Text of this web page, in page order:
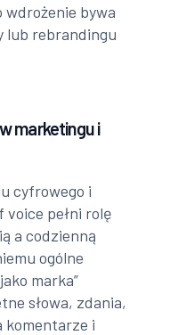
wdrożenie bywa
lub rebrandingu
marketingu i
cyfrowego i
pełni rolę
a codzienną
ogólne
marka”
słowa, zdania,
komentarze i